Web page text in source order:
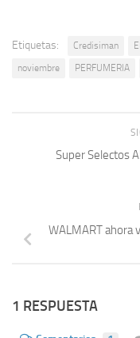
Etiquetas: Credisiman
noviembre
PERFUMERIA
Super Selectos
WALMART ahora
1 RESPUESTA